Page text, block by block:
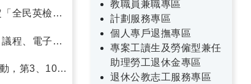
全民英檢」
程、電子宣
，第3、10-
教職員兼職專區
計劃服務專區
個人專戶退撫專區
專案工讀生及勞僱型兼任
助理勞工退休金專區
退休公教志工服務專區